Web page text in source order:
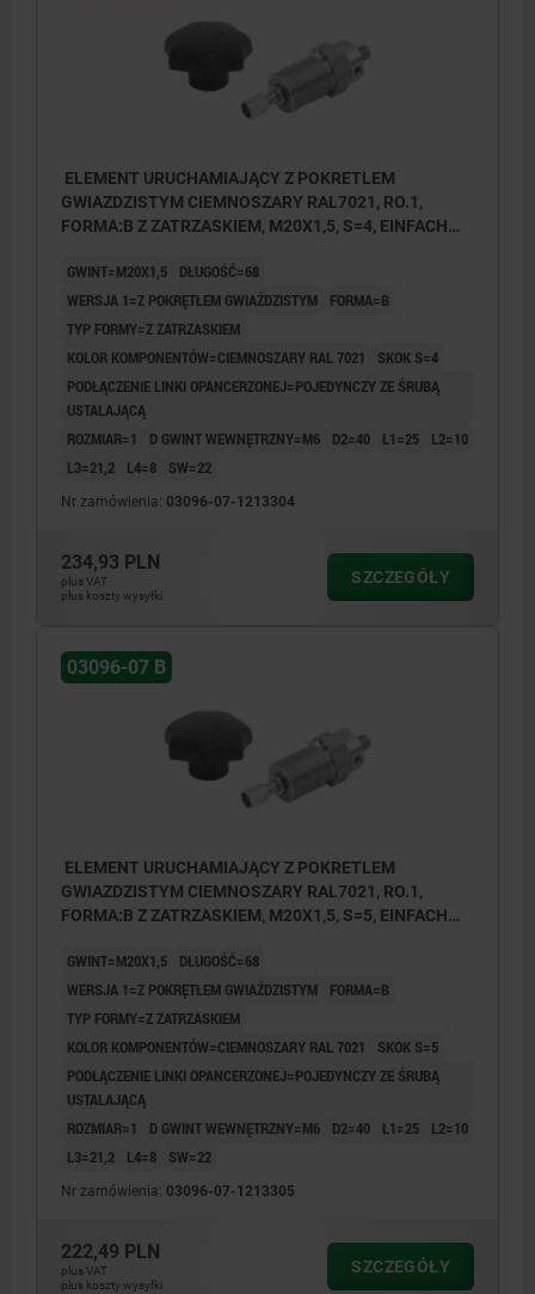
ELEMENT URUCHAMIAJĄCY Z POKRETLEM
GWIAZDZISTYM CIEMNOSZARY RAL7021, RO.1,
FORMA:B Z ZATRZASKIEM, M20X1,5, S=4, EINFACH
KOMP:TERMOPLAST
GWINT=M20X1,5
DŁUGOŚĆ=68
WERSJA 1=Z POKRĘTŁEM GWIAŹDZISTYM
FORMA=B
TYP FORMY=Z ZATRZASKIEM
KOLOR KOMPONENTÓW=CIEMNOSZARY RAL 7021
SKOK S=4
PODŁĄCZENIE LINKI OPANCERZONEJ=POJEDYNCZY ZE ŚRUBĄ
USTALAJĄCĄ
ROZMIAR=1
D GWINT WEWNĘTRZNY=M6 D2=40 L1=25
L2=10
L3=21,2
L4=8 SW=22
Nr zamówienia: 03096-07-1213304
234,93 PLN
plus VAT
plus koszty wysyłki
SZCZEGÓŁY
03096-07 B
ELEMENT URUCHAMIAJĄCY Z POKRETLEM
GWIAZDZISTYM CIEMNOSZARY RAL7021, RO.1,
FORMA:B Z ZATRZASKIEM, M20X1,5, S=5, EINFACH
KOMP:TERMOPLAST
GWINT=M20X1,5
DŁUGOŚĆ=68
WERSJA 1=Z POKRĘTŁEM GWIAŹDZISTYM
FORMA=B
TYP FORMY=Z ZATRZASKIEM
KOLOR KOMPONENTÓW=CIEMNOSZARY RAL 7021
SKOK S=5
PODŁĄCZENIE LINKI OPANCERZONEJ=POJEDYNCZY ZE ŚRUBĄ
USTALAJĄCĄ
ROZMIAR=1
D GWINT WEWNĘTRZNY=M6 D2=40 L1=25
L2=10
L3=21,2
L4=8 SW=22
Nr zamówienia: 03096-07-1213305
222,49 PLN
plus VAT
plus koszty wysyłki
SZCZEGÓŁY